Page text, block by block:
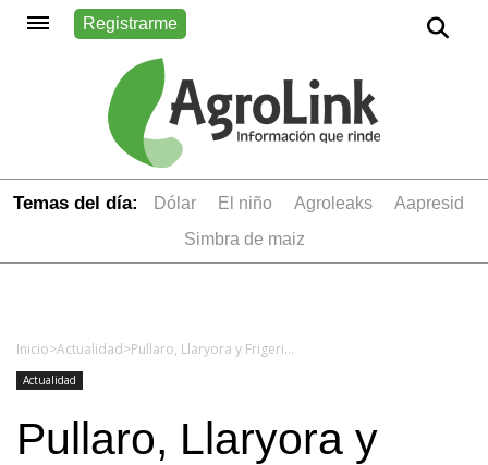
Registrarme
Temas del día: dólar el niño Agroleaks
aapresid
simbra de maiz
Inicio>Actualidad> Pullaro, Llaryora y Frigerio estarán presentes en una muestra sobre infraestructura para la Región Centro en la BCR
Actualidad
Pullaro, Llaryora y